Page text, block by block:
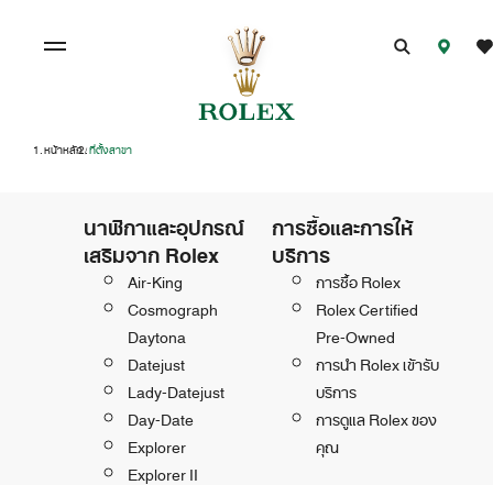
หน้าหลัก/ที่ตั้งสาขา
นาฬิกาและอุปกรณ์
เสริมจาก Rolex
Air-King
Cosmograph
Daytona
Datejust
Lady-Datejust
Day-Date
Explorer
Explorer II
การซื้อและการให้
บริการ
การซื้อ Rolex
Rolex Certified
Pre-Owned
การนำ Rolex เข้ารับ
บริการ
การดูแล Rolex ของ
คุณ